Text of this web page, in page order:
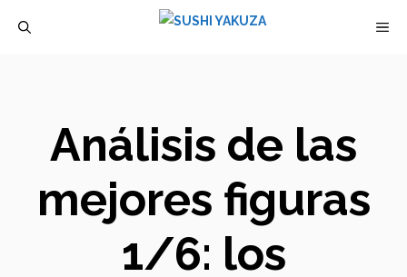
Análisis de las
mejores figuras
1/6: los